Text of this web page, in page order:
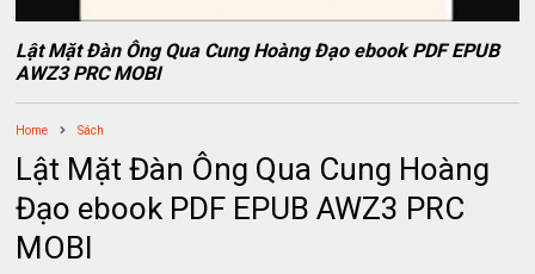
Lật Mặt Đàn Ông Qua Cung Hoàng Đạo ebook PDF EPUB
AWZ3 PRC MOBI
Home Sách
Lật Mặt Đàn Ông Qua Cung Hoàng
Đạo ebook PDF EPUB AWZ3 PRC
MOBI